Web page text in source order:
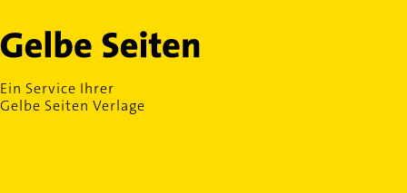
Ein Service Ihrer
Gelbe Seiten Verlage